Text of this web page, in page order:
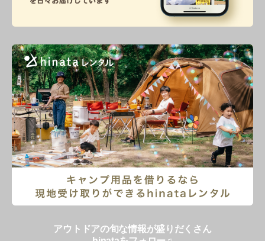
アウトドアの旬な情報が盛りだくさん